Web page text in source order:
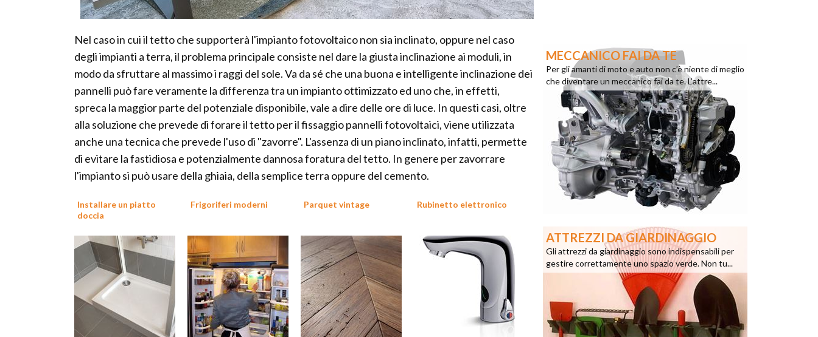
Nel caso in cui il tetto che supporterà l'impianto fotovoltaico non sia inclinato, oppure nel caso
degli impianti a terra, il problema principale consiste nel dare la giusta inclinazione ai moduli, in
modo da sfruttare al massimo i raggi del sole. Va da sé che una buona e intelligente inclinazione dei
pannelli può fare veramente la differenza tra un impianto ottimizzato ed uno che, in effetti,
spreca la maggior parte del potenziale disponibile, vale a dire delle ore di luce. In questi casi, oltre
alla soluzione che prevede di forare il tetto per il fissaggio pannelli fotovoltaici, viene utilizzata
anche una tecnica che prevede l'uso di "zavorre". L'assenza di un piano inclinato, infatti, permette
di evitare la fastidiosa e potenzialmente dannosa foratura del tetto. In genere per zavorrare
l'impianto si può usare della ghiaia, della semplice terra oppure del cemento.
Installare un piatto
doccia
Frigoriferi moderni Parquet vintage Rubinetto elettronico
MECCANICO FAI DA TE
Per gli amanti di moto e auto non c’è niente di meglio
che diventare un meccanico fai da te. L’attre...
ATTREZZI DA GIARDINAGGIO
Gli attrezzi da giardinaggio sono indispensabili per
gestire correttamente uno spazio verde. Non tu...